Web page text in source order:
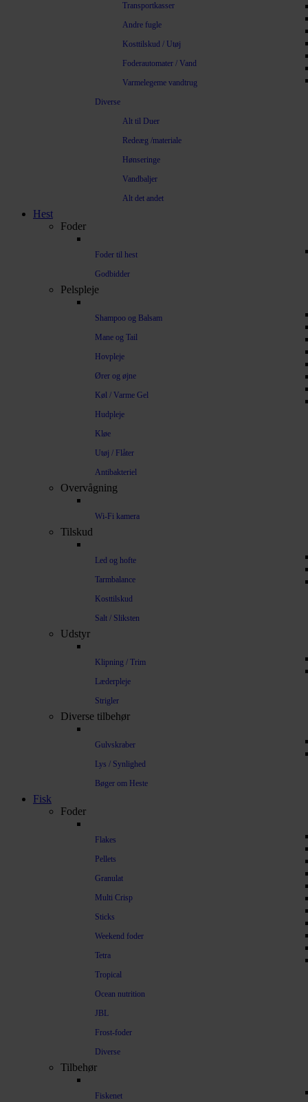
Transportkasser
Andre fugle
Kosttilskud / Utøj
Foderautomater / Vand
Varmelegeme vandtrug
Diverse
Alt til Duer
Redeæg /materiale
Hønseringe
Vandbaljer
Alt det andet
Hest
Foder
Foder til hest
Godbidder
Pelspleje
Shampoo og Balsam
Mane og Tail
Hovpleje
Ører og øjne
Køl / Varme Gel
Hudpleje
Kløe
Utøj / Flåter
Antibakteriel
Overvågning
Wi-Fi kamera
Tilskud
Led og hofte
Tarmbalance
Kosttilskud
Salt / Sliksten
Udstyr
Klipning / Trim
Læderpleje
Strigler
Diverse tilbehør
Gulvskraber
Lys / Synlighed
Bøger om Heste
Fisk
Foder
Flakes
Pellets
Granulat
Multi Crisp
Sticks
Weekend foder
Tetra
Tropical
Ocean nutrition
JBL
Frost-foder
Diverse
Tilbehør
Fiskenet